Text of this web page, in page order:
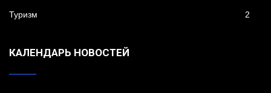
Туризм 2
КАЛЕНДАРЬ НОВОСТЕЙ